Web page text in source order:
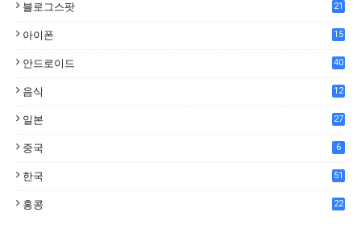
블로그스팟 21
아이폰 15
안드로이드 40
음식
12
일본 27
중국 6
한국 51
홍콩 22